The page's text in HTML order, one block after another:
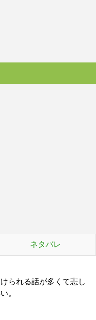
ネタバレ
られる話が多くて悲し
。